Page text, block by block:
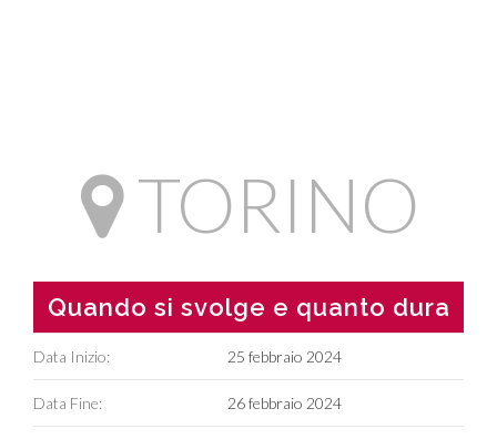
TORINO
Quando si svolge e quanto dura
Data Inizio: 25 febbraio 2024
Data Fine: 26 febbraio 2024